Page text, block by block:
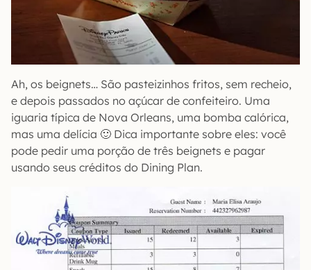
Ah, os beignets… São pasteizinhos fritos, sem recheio,
e depois passados no açúcar de confeiteiro. Uma
iguaria típica de Nova Orleans, uma bomba calórica,
mas uma delícia 🙂 Dica importante sobre eles: você
pode pedir uma porção de três beignets e pagar
usando seus créditos do Dining Plan.